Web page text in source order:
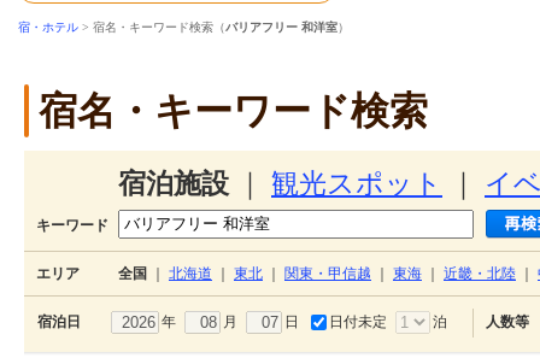
宿・ホテル > 宿名・キーワード検索（バリアフリー 和洋室）
宿名・キーワード検索
宿泊施設 観光スポット イ
キーワード
エリア 全国 北海道 東北 関東・甲信越 東海 近畿・北陸
宿泊日 年 月 日 日付未定 泊 人数等